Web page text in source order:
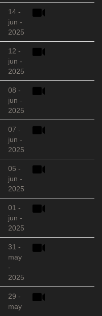
14 -
jun -
2025
12 -
jun -
2025
08 -
jun -
2025
07 -
jun -
2025
05 -
jun -
2025
01 -
jun -
2025
31 -
may
-
2025
29 -
may